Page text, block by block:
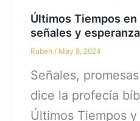
Últimos Tiempos
señales y esperanza
Ruben/ May 8, 2024
Señales,
dice la profecía
Últimos Tiempos